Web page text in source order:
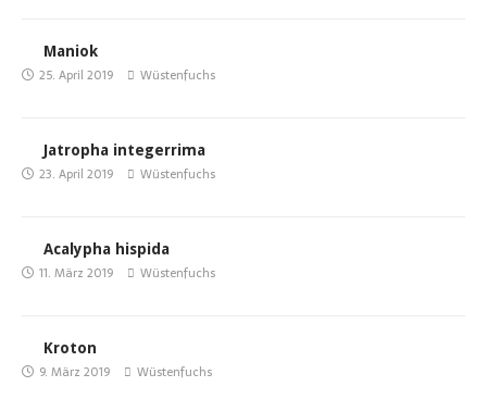
Maniok
25. April 2019 Wüstenfuchs
Jatropha integerrima
23. April 2019 Wüstenfuchs
Acalypha hispida
11. März 2019 Wüstenfuchs
Kroton
9. März 2019 Wüstenfuchs